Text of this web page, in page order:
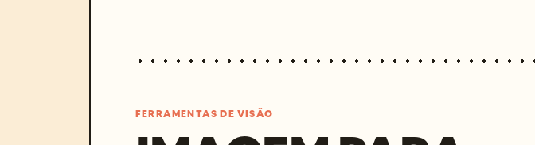
FERRAMENTAS DE VISÃO